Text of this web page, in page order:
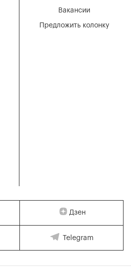
Вакансии
Предложить колонку
Дзен
Telegram